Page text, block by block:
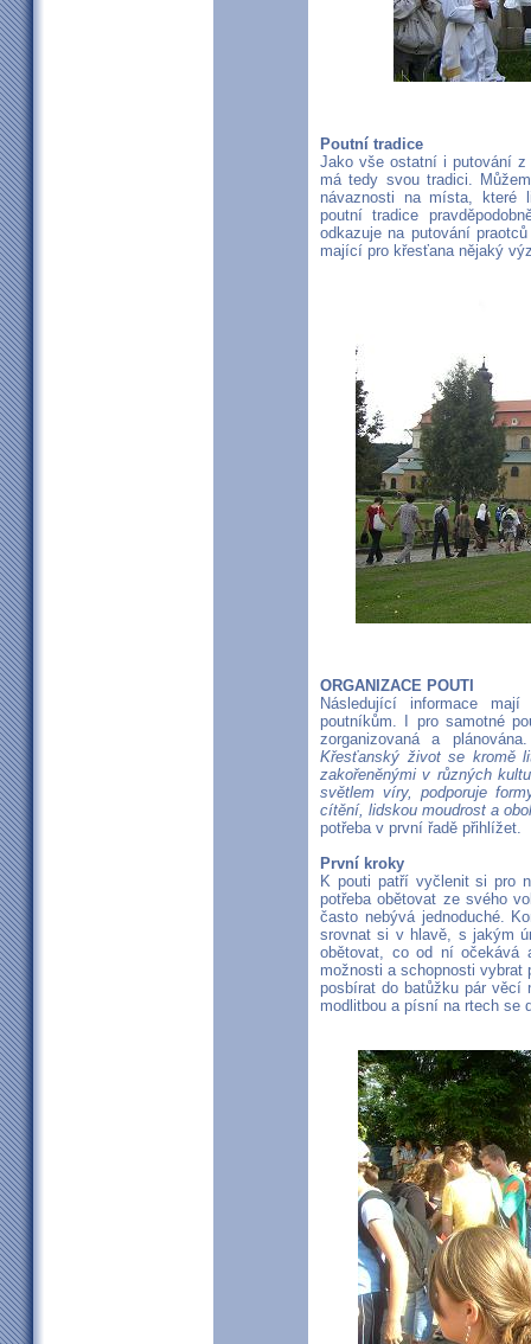
Poutní tradice
Jako vše ostatní i putování z
má tedy svou tradici.
návaznosti na místa, které
poutní tradice
odkazuje na putování
mající pro křesťana nějaký
ORGANIZACE POUTI
Následující informace
poutníkům. I pro samotné
zorganizovaná a
Křesťanský život se kromě
zakořeněnými v různých
světlem víry, podporuje
cítění, lidskou moudrost a
potřeba v první řadě přihlížet.
První kroky
K pouti patří vyčlenit si pro
potřeba obětovat ze svého
často nebývá jednoduché.
srovnat si v hlavě, s jakým
obětovat, co od ní očekává
možnosti a schopnosti
posbírat do batůžku pár
modlitbou a písní na rtech se